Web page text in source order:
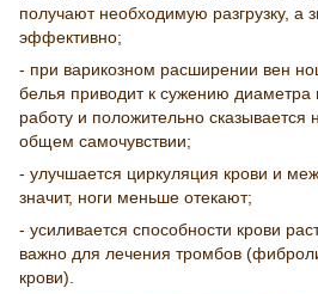
получают необходимую разгрузку, а
эффективно;
- при варикозном расширении вен
белья приводит к сужению диаметра
работу и положительно сказывается
общем самочувствии;
- улучшается циркуляция крови и
значит, ноги меньше отекают;
- усиливается способности крови
важно для лечения тромбов
крови).